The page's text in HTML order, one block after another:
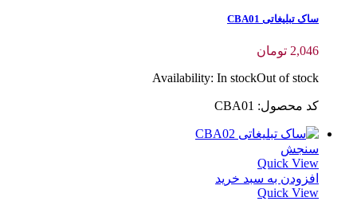
ساک تبلیغاتی CBA01
2,046 تومان
Availability: In stockOut of stock
کد محصول: CBA01
سنجش
Quick View
افزودن به سبد خرید
Quick View